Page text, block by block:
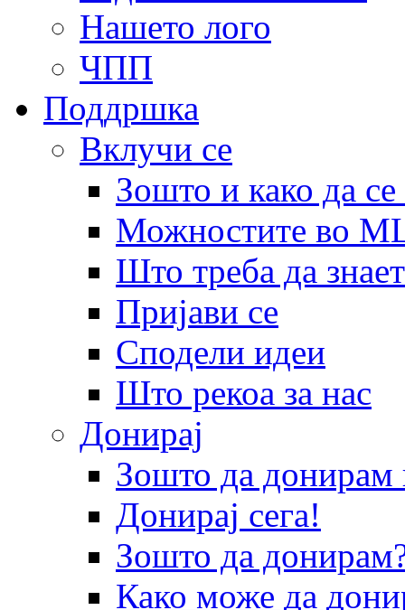
Нашето лого
ЧПП
Поддршка
Вклучи се
Зошто и како да
Можностите во
Што треба да
Пријави се
Сподели идеи
Што рекоа за нас
Донирај
Зошто да
Донирај сега!
Зошто да
Како може да